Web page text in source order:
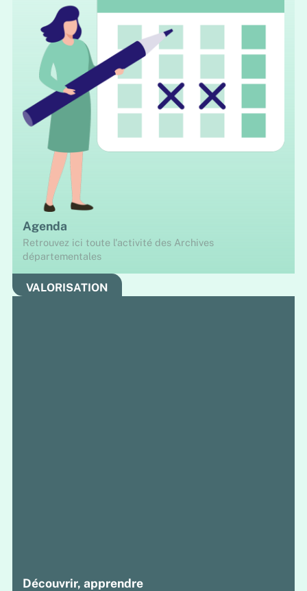
Agenda
Retrouvez ici toute l'activité des Archives
départementales
Découvrir, apprendre